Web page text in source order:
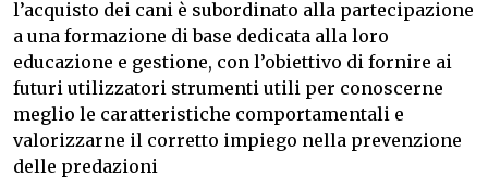
l’acquisto dei cani è subordinato alla partecipazione
a una formazione di base dedicata alla loro
educazione e gestione, con l’obiettivo di fornire ai
futuri utilizzatori strumenti utili per conoscerne
meglio le caratteristiche comportamentali e
valorizzarne il corretto impiego nella prevenzione
delle predazioni